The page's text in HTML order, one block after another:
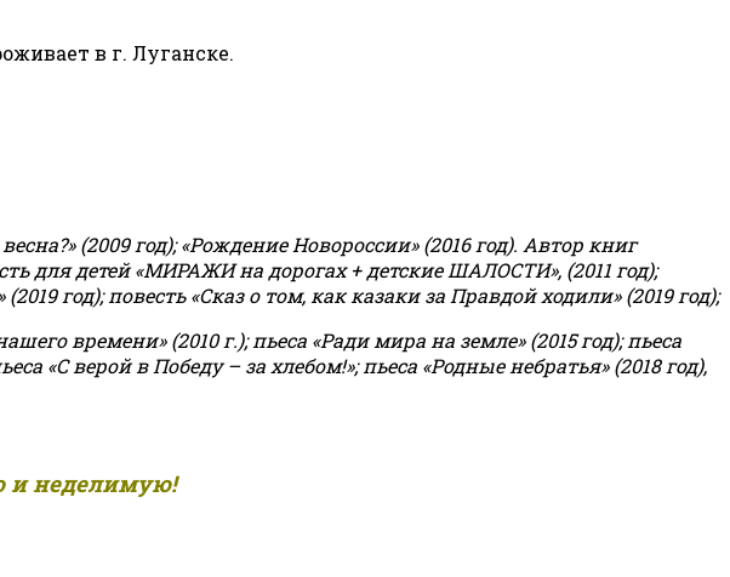
в г. Луганске.
(2009 год); «Рождение Новороссии» (2016 год). Автор книг
для детей «МИРАЖИ на дорогах + детские ШАЛОСТИ», (2011 год);
год); повесть «Сказ о том, как казаки за Правдой ходили» (2019 год);
времени» (2010 г.); пьеса «Ради мира на земле» (2015 год); пьеса
«С верой в Победу – за хлебом!»;пьеса «Родные небратья» (2018 год),
и неделимую!